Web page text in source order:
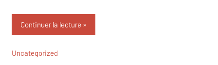
Continuer la lecture
Uncategorized